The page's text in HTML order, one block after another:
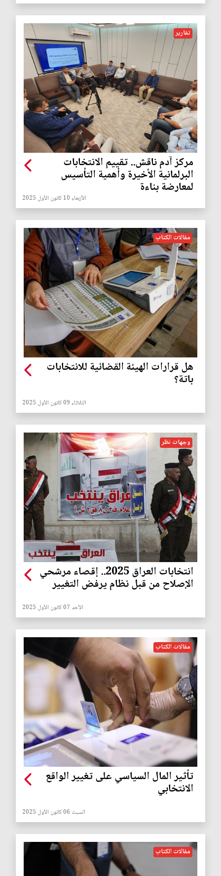
تقارير
مركز آدم ناقش.. تقييم الانتخابات
البرلمانية الأخيرة وأهمية التأسيس
لمعارضة بناءة
الأربعاء 10 كانون الأول 2025
مقالات الكتاب
هل قرارات الهيئة القضائية للانتخابات
باتة؟
الثلاثاء 09 كانون الأول 2025
وجهات نظر
انتخابات العراق 2025.. إقصاء مرشحي
الإصلاح من قبل نظام يرفض التغيير
الأحد 07 كانون الأول 2025
مقالات الكتاب
تأثير المال السياسي على تغيير الواقع
الانتخابي
السبت 06 كانون الأول 2025
مقالات الكتاب